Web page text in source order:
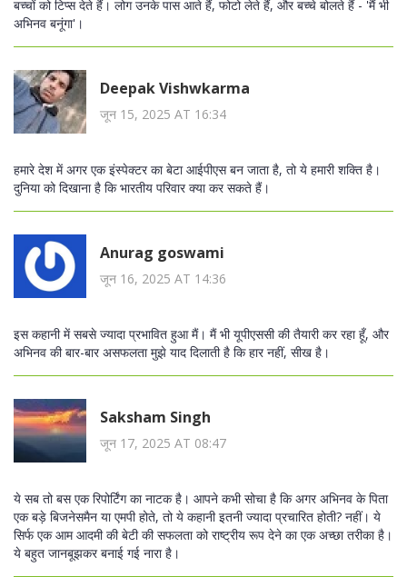
बच्चों को टिप्स देते हैं। लोग उनके पास आते हैं, फोटो लेते हैं, और बच्चे बोलते हैं - 'मैं भी
अभिनव बनूंगा'।
Deepak Vishwkarma
जून 15, 2025 AT 16:34
हमारे देश में अगर एक इंस्पेक्टर का बेटा आईपीएस बन जाता है, तो ये हमारी शक्ति है।
दुनिया को दिखाना है कि भारतीय परिवार क्या कर सकते हैं।
Anurag goswami
जून 16, 2025 AT 14:36
इस कहानी में सबसे ज्यादा प्रभावित हुआ मैं। मैं भी यूपीएससी की तैयारी कर रहा हूँ, और
अभिनव की बार-बार असफलता मुझे याद दिलाती है कि हार नहीं, सीख है।
Saksham Singh
जून 17, 2025 AT 08:47
ये सब तो बस एक रिपोर्टिंग का नाटक है। आपने कभी सोचा है कि अगर अभिनव के पिता
एक बड़े बिजनेसमैन या एमपी होते, तो ये कहानी इतनी ज्यादा प्रचारित होती? नहीं। ये
सिर्फ एक आम आदमी की बेटी की सफलता को राष्ट्रीय रूप देने का एक अच्छा तरीका है।
ये बहुत जानबूझकर बनाई गई नारा है।